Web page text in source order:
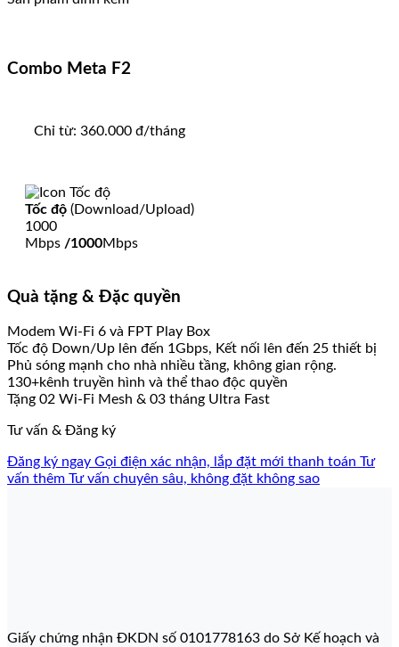
Combo Meta F2
Chỉ từ: 360.000 đ/tháng
Tốc độ (Download/Upload)
1000
Mbps /1000Mbps
Quà tặng & Đặc quyền
Modem Wi-Fi 6 và FPT Play Box
Tốc độ Down/Up lên đến 1Gbps, Kết nối lên đến 25 thiết bị
Phủ sóng mạnh cho nhà nhiều tầng, không gian rộng.
130+kênh truyền hình và thể thao độc quyền
Tặng 02 Wi-Fi Mesh & 03 tháng Ultra Fast
Tư vấn & Đăng ký
Đăng ký ngay Gọi điện xác nhận, lắp đặt mới thanh toán Tư
vấn thêm Tư vấn chuyên sâu, không đặt không sao
Giấy chứng nhận ĐKDN số 0101778163 do Sở Kế hoạch và